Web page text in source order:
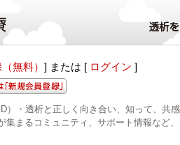
無料） ] または [ ログイン ]
）・透析と正しく向き合い、知って、共
集まるコミュニティ、サポート情報など